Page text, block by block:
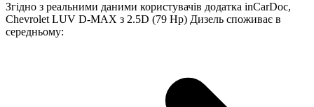
Згідно з реальними даними користувачів додатка inCarDoc,
Chevrolet LUV D-MAX з 2.5D (79 Hp) Дизель споживає в
середньому: